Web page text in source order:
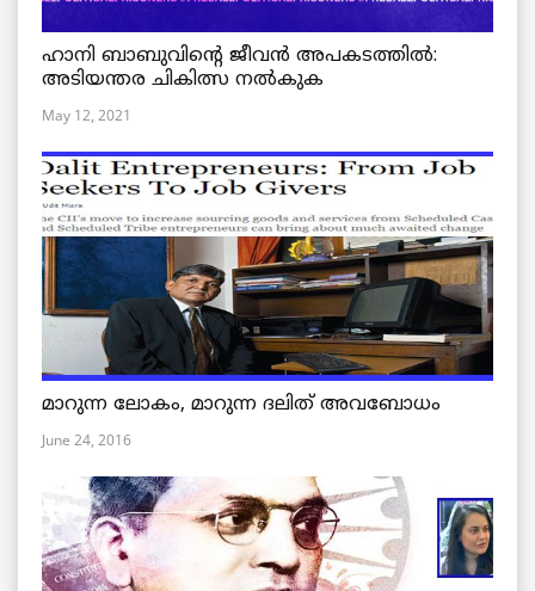
ഹാനി ബാബുവിന്റെ ജീവൻ അപകടത്തിൽ:
അടിയന്തര ചികിത്സ നൽകുക
May 12, 2021
മാറുന്ന ലോകം, മാറുന്ന ദലിത് അവബോധം
June 24, 2016